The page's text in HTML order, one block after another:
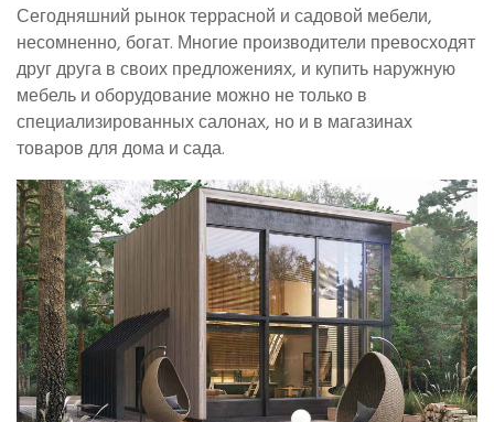
Сегодняшний рынок террасной и садовой мебели,
несомненно, богат. Многие производители превосходят
друг друга в своих предложениях, и купить наружную
мебель и оборудование можно не только в
специализированных салонах, но и в магазинах
товаров для дома и сада.